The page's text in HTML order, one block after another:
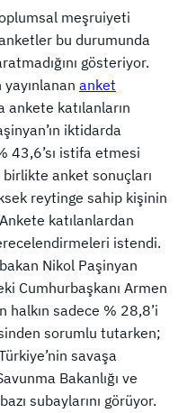
meşruiyeti
bu durumunda
gösteriyor.
anket
ankete katılanların
iktidarda
43,6’sı istifa etmesi
anket sonuçları
reytinge sahip kişinin
katılanlardan
istendi.
Nikol Paşinyan
Cumhurbaşkanı Armen
sadece % 28,8’i
sorumlu tutarken;
savaşa
Bakanlığı ve
subaylarını görüyor.